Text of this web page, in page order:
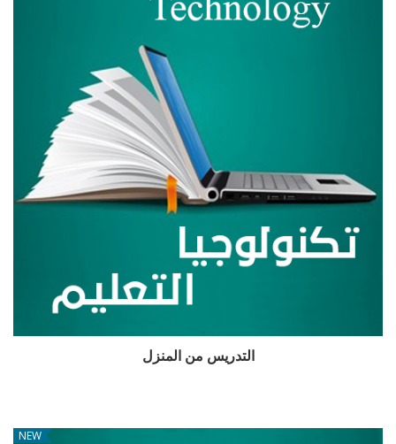
التدريس من المنزل
NEW